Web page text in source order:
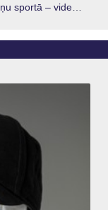
sportistu paaudze